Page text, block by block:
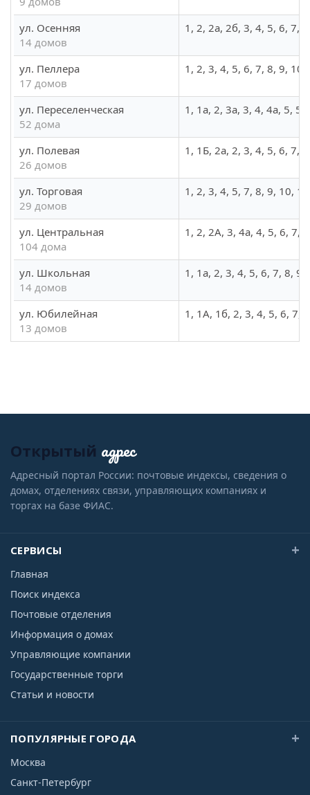
ул. Осенняя
14 домов
1, 2, 2а, 2б, 3, 4, 5, 6, 7,
ул. Пеллера
17 домов
1, 2, 3, 4, 5, 6, 7, 8, 9,
ул. Переселенческая
52 дома
1, 1а, 2, 3а, 3, 4, 4а, 5,
ул. Полевая
26 домов
1, 1Б, 2а, 2, 3, 4, 5, 6, 7,
ул. Торговая
29 домов
1, 2, 3, 4, 5, 7, 8, 9, 10,
ул. Центральная
104 дома
1, 2, 2А, 3, 4а, 4, 5, 6, 7,
ул. Школьная
14 домов
1, 1а, 2, 3, 4, 5, 6, 7, 8,
ул. Юбилейная
13 домов
1, 1А, 1б, 2, 3, 4, 5, 6, 7,
Открытый адрес
Адресный портал России: почтовые индексы, сведения о
домах, отделениях связи, управляющих компаниях и
торгах на базе ФИАС.
СЕРВИСЫ
Главная
Поиск индекса
Почтовые отделения
Информация о домах
Управляющие компании
Государственные торги
Статьи и новости
ПОПУЛЯРНЫЕ ГОРОДА
Москва
Санкт-Петербург